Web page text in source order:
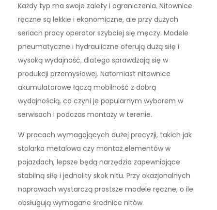
Każdy typ ma swoje zalety i ograniczenia. Nitownice
ręczne są lekkie i ekonomiczne, ale przy dużych
seriach pracy operator szybciej się męczy. Modele
pneumatyczne i hydrauliczne oferują dużą siłę i
wysoką wydajność, dlatego sprawdzają się w
produkcji przemysłowej. Natomiast nitownice
akumulatorowe łączą mobilność z dobrą
wydajnością, co czyni je popularnym wyborem w
serwisach i podczas montaży w terenie.
W pracach wymagających dużej precyzji, takich jak
stolarka metalowa czy montaż elementów w
pojazdach, lepsze będą narzędzia zapewniające
stabilną siłę i jednolity skok nitu. Przy okazjonalnych
naprawach wystarczą prostsze modele ręczne, o ile
obsługują wymagane średnice nitów.